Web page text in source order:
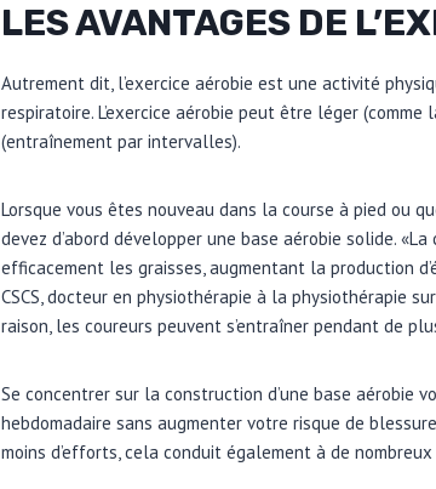
LES AVANTAGES DE
Autrement dit, l’exercice aérobie est une activité
respiratoire. L’exercice aérobie peut être léger
(entraînement par intervalles).
Lorsque vous êtes nouveau dans la course à pied ou
devez d’abord développer une base aérobie solide.
efficacement les graisses, augmentant la production
CSCS, docteur en physiothérapie à la physiothérapie
raison, les coureurs peuvent s’entraîner pendant de
Se concentrer sur la construction d’une base aérobie
hebdomadaire sans augmenter votre risque de
moins d’efforts, cela conduit également à de